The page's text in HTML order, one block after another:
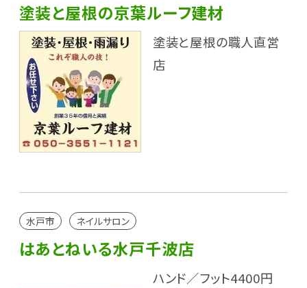
塗装と屋根の京葉ルーフ建材
塗装と屋根の職人直営
店
水戸市 ネイルサロン
はあとねいる水戸千波店
ハンド／フット4400円